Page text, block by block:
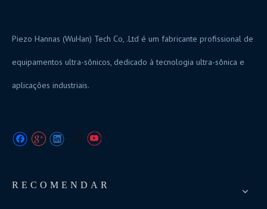
Piezo Hannas (WuHan) Tech Co, .Ltd é um fabricante profissional de
equipamentos ultra-sônicos, dedicado à tecnologia ultra-sônica e
aplicações industriais.
RECOMENDAR